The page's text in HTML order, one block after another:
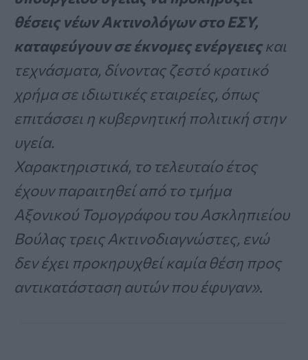
θέσεις νέων Ακτινολόγων στο ΕΣΥ,
καταφεύγουν σε έκνομες ενέργειεςκαι
τεχνάσματα, δίνοντας ζεστό κρατικό
χρήμα σε ιδιωτικές εταιρείες, όπως
επιτάσσει η κυβερνητική πολιτική στην
υγεία.
Χαρακτηριστικά, το τελευταίο έτος
έχουν παραιτηθεί από το τμήμα
Αξονικού Τομογράφου του Ασκληπιείου
Βούλας τρεις Ακτινοδιαγνώστες, ενώ
δεν έχει προκηρυχθεί καμία θέση προς
αντικατάσταση αυτών που έφυγαν».